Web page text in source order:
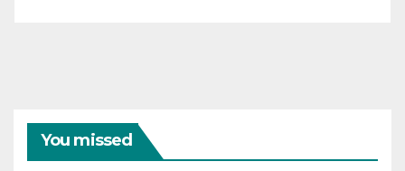
You missed